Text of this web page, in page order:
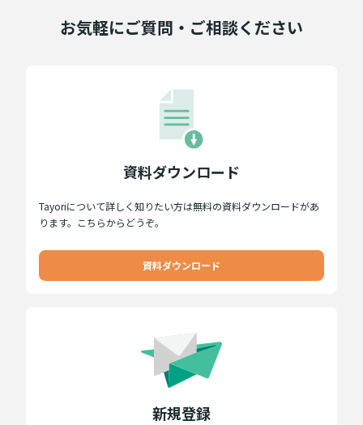
お気軽にご質問・ご相談ください
資料ダウンロード
Tayoriについて詳しく知りたい方は無料の資料ダウンロードがあ
ります。こちらからどうぞ。
資料ダウンロード
新規登録